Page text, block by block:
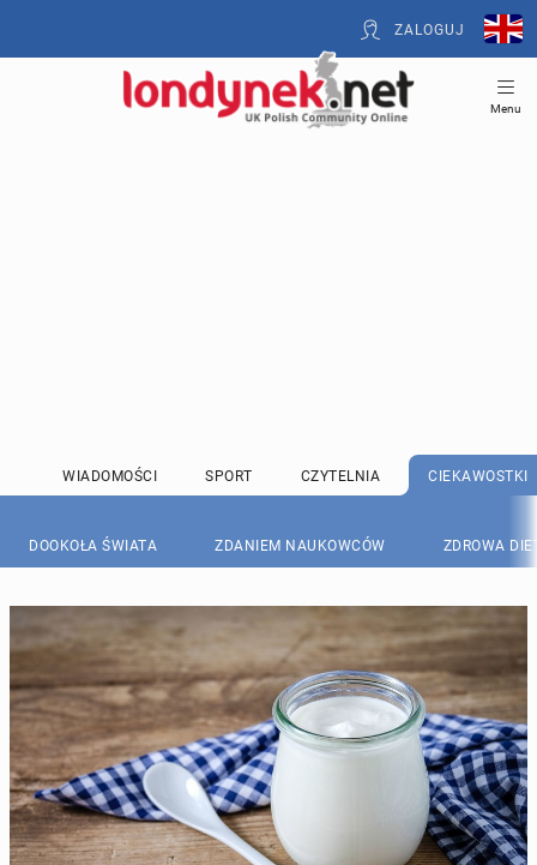
ZALOGUJ
Menu
WIADOMOŚCI SPORT CZYTELNIA CIEKAWOSTKI
DOOKOŁA ŚWIATA ZDANIEM NAUKOWCÓW ZDROWA